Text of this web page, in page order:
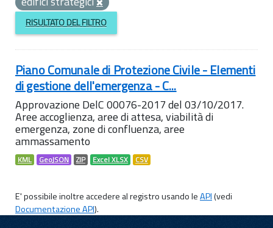
RISULTATO DEL FILTRO
Piano Comunale di Protezione Civile - Elementi
di gestione dell'emergenza - C...
Approvazione DelC 00076-2017 del 03/10/2017.
Aree accoglienza, aree di attesa, viabilità di
emergenza, zone di confluenza, aree
ammassamento
KML GeoJSON ZIP Excel XLSX CSV
E' possibile inoltre accedere al registro usando leAPI(vedi
Documentazione API).